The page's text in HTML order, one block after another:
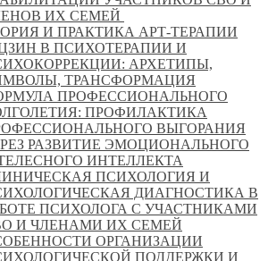
ИХ СЕМЕЙ
И ПРАКТИКА АРТ-ТЕРАПИИ
В ПСИХОТЕРАПИИ И
АРХЕТИПЫ,
ТРАНСФОРМАЦИЯ
ПРОФЕССИОНАЛЬНОГО
ПРОФИЛАКТИКА
ВЫГОРАНИЯ
РАЗВИТИЕ ЭМОЦИОНАЛЬНОГО
ИНТЕЛЛЕКТА
ПСИХОЛОГИЯ И
ДИАГНОСТИКА В
ПСИХОЛОГА С УЧАСТНИКАМИ
И ЧЛЕНАМИ ИХ СЕМЕЙ
ОРГАНИЗАЦИИ
ПОДДЕРЖКИ И